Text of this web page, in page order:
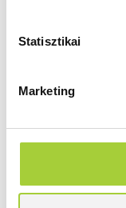
Statisztikai
Marketing
10105100-
204 800 Ft
KDD 110
2000 mm